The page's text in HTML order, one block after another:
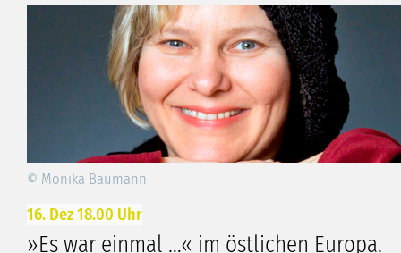
© Monika Baumann
16. Dez 18.00 Uhr
»Es war einmal …« im östlichen Europa.